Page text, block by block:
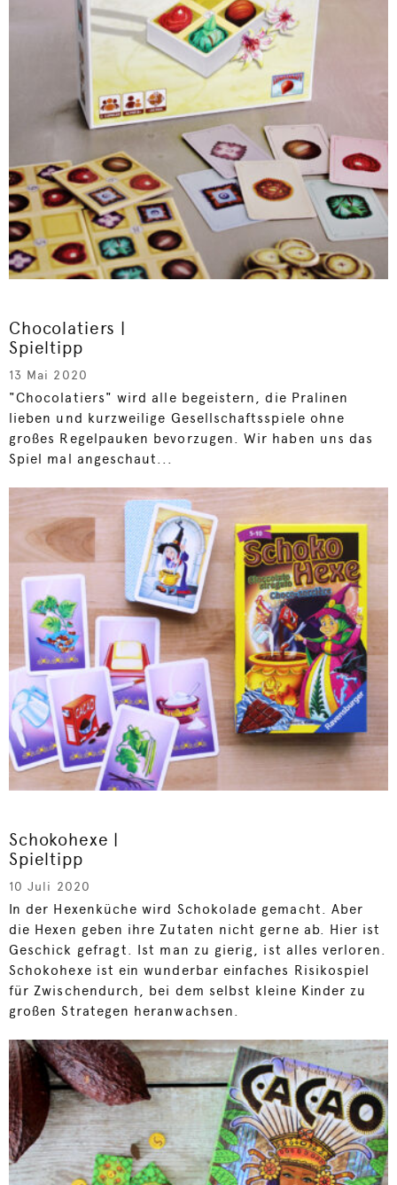
Chocolatiers |
Spieltipp
13 Mai 2020
"Chocolatiers" wird alle begeistern, die Pralinen
lieben und kurzweilige Gesellschaftsspiele ohne
großes Regelpauken bevorzugen. Wir haben uns das
Spiel mal angeschaut...
Schokohexe |
Spieltipp
10 Juli 2020
In der Hexenküche wird Schokolade gemacht. Aber
die Hexen geben ihre Zutaten nicht gerne ab. Hier ist
Geschick gefragt. Ist man zu gierig, ist alles verloren.
Schokohexe ist ein wunderbar einfaches Risikospiel
für Zwischendurch, bei dem selbst kleine Kinder zu
großen Strategen heranwachsen.